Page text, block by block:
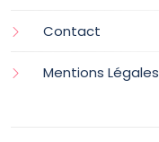
Contact
Mentions Légales